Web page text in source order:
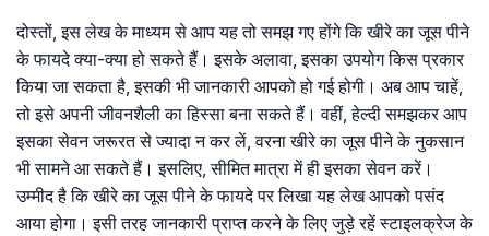
दोस्तों, इस लेख के माध्यम से आप यह तो समझ गए होंगे कि खीरे का जूस पीने
के फायदे क्या-क्या हो सकते हैं। इसके अलावा, इसका उपयोग किस प्रकार
किया जा सकता है, इसकी भी जानकारी आपको हो गई होगी। अब आप चाहें,
तो इसे अपनी जीवनशैली का हिस्सा बना सकते हैं। वहीं, हेल्दी समझकर आप
इसका सेवन जरूरत से ज्यादा न कर लें, वरना खीरे का जूस पीने के नुकसान
भी सामने आ सकते हैं। इसलिए, सीमित मात्रा में ही इसका सेवन करें।
उम्मीद है कि खीरे का जूस पीने के फायदे पर लिखा यह लेख आपको पसंद
आया होगा। इसी तरह जानकारी प्राप्त करने के लिए जुड़े रहें स्टाइलक्रेज के